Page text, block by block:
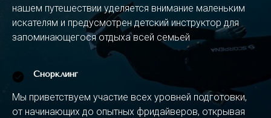
нашем путешествии уделяется внимание маленьким
искателям и предусмотрен детский инструктор для
запоминающегося отдыха всей семьей
Снорклинг
Мы приветствуем участие всех уровней подготовки,
от начинающих до опытных фридайверов, открывая